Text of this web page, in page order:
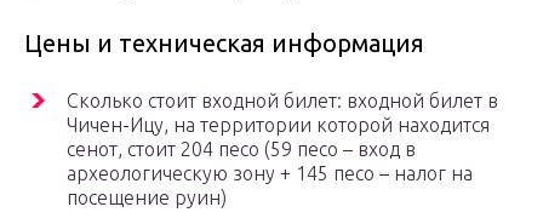
Цены и техническая информация
Сколько стоит входной билет: входной билет в
Чичен-Ицу, на территории которой находится
сенот, стоит 204 песо (59 песо – вход в
археологическую зону + 145 песо – налог на
посещение руин)